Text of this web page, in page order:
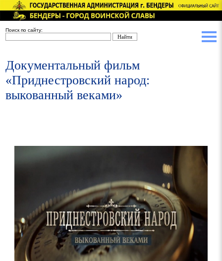
Поиск по сайту:
Документальный фильм
«Приднестровский народ:
выкованный веками»